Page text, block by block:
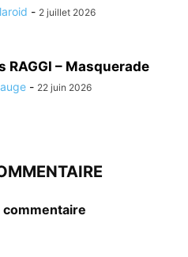
- 2 juillet 2026
RAGGI – Masquerade
- 22 juin 2026
commentaire